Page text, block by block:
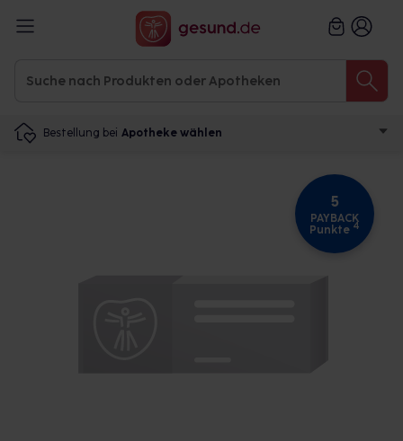
Bestellung bei Apotheke wählen
5
PAYBACK
Punkte 4